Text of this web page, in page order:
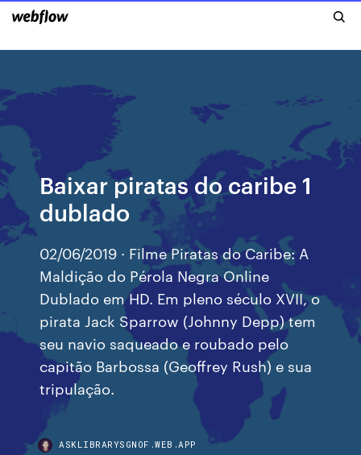
Baixar piratas do caribe 1
dublado
02/06/2019 · Filme Piratas do Caribe: A
Maldição do Pérola Negra Online
Dublado em HD. Em pleno século XVII, o
pirata Jack Sparrow (Johnny Depp) tem
seu navio saqueado e roubado pelo
capitão Barbossa (Geoffrey Rush) e sua
tripulação.
ASKLIBRARYSGNOF.WEB.APP